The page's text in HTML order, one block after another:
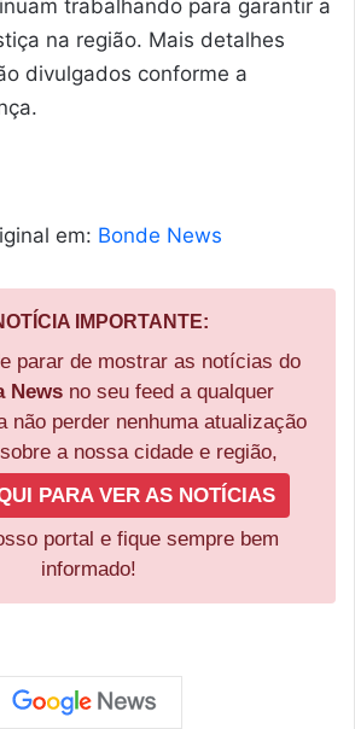
trabalhando para garantir a
na região. Mais detalhes
divulgados conforme a
em: Bonde News
IMPORTANTE:
parar de mostrar as notícias do
News no seu feed a qualquer
não perder nenhuma atualização
a nossa cidade e região,
PARA VER AS NOTÍCIAS
portal e fique sempre bem
informado!